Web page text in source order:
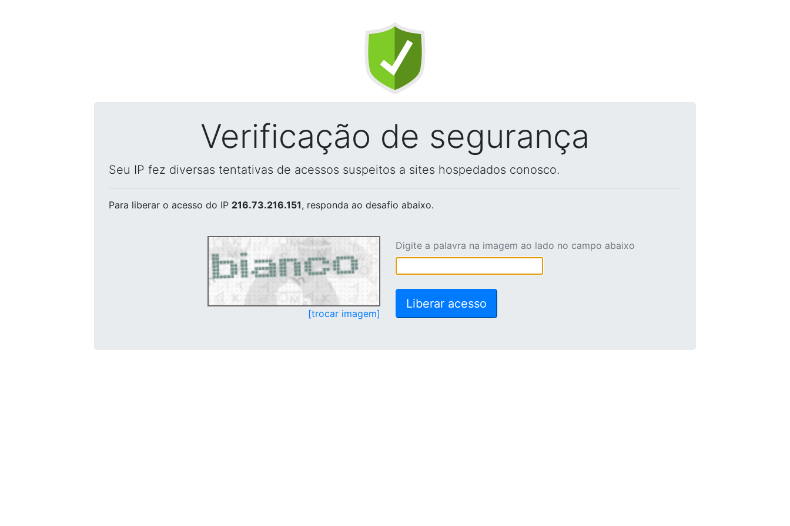
Verificação de segurança
Seu IP fez diversas tentativas de acessos suspeitos a sites hospedados conosco.
Para liberar o acesso do IP 216.73.216.151, responda ao desafio abaixo.
[trocar imagem]
Digite a palavra na imagem ao lado no campo abaixo